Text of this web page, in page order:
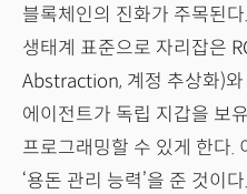
블록체인의 진화가 주목된
생태계 표준으로 자리잡은
Abstraction, 계정 추상화)
에이전트가 독립 지갑을 보
프로그래밍할 수 있게 한다.
‘용돈 관리 능력’을 준 것이